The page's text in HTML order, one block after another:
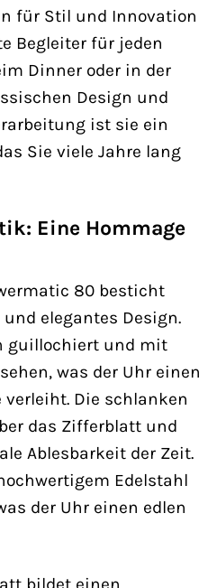
für Stil und Innovation
Begleiter für jeden
Dinner oder in der
Design und
ist sie ein
Sie viele Jahre lang
Eine Hommage
80 besticht
elegantes Design.
guillochiert und mit
was der Uhr einen
Die schlanken
das Zifferblatt und
Ablesbarkeit der Zeit.
Edelstahl
der Uhr einen edlen